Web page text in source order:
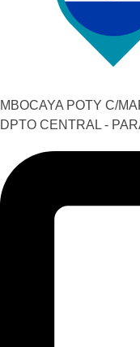
MBOCAYA POTY C/
DPTO CENTRAL -